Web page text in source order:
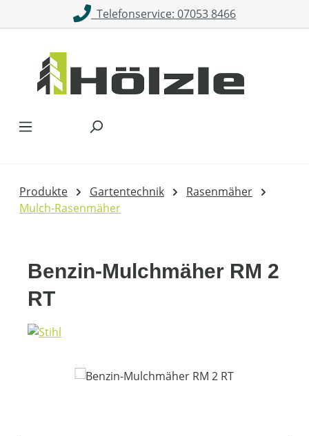
Zum Hauptinhalt springenTelefonservice: 07053 8466
Produkte Gartentechnik
Rasenmäher
Mulch-Rasenmäher
Benzin-Mulchmäher RM 2
RT
Bildergalerie überspringen